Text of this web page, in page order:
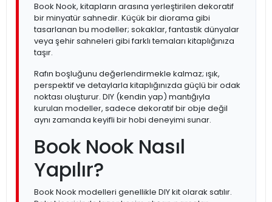
Book Nook, kitapların arasına yerleştirilen dekoratif
bir minyatür sahnedir. Küçük bir diorama gibi
tasarlanan bu modeller; sokaklar, fantastik dünyalar
veya şehir sahneleri gibi farklı temaları kitaplığınıza
taşır.
Rafın boşluğunu değerlendirmekle kalmaz; ışık,
perspektif ve detaylarla kitaplığınızda güçlü bir odak
noktası oluşturur. DIY (kendin yap) mantığıyla
kurulan modeller, sadece dekoratif bir obje değil
aynı zamanda keyifli bir hobi deneyimi sunar.
Book Nook Nasıl
Yapılır?
Book Nook modelleri genellikle DIY kit olarak satılır.